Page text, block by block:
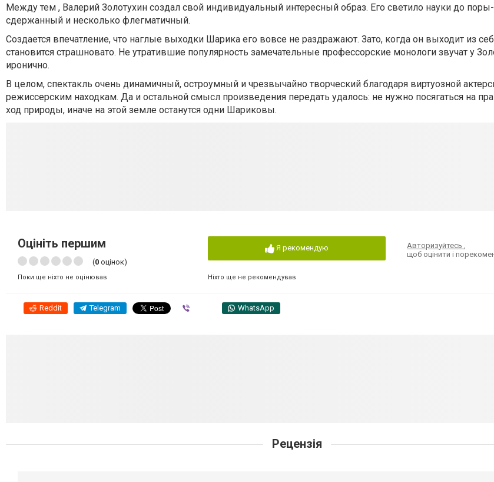
Между тем , Валерий Золотухин создал свой индивидуальный интересный образ. Его светило науки до
сдержанный и несколько флегматичный.
Создается впечатление, что наглые выходки Шарика его вовсе не раздражают. Зато, когда он выходит из
становится страшновато. Не утратившие популярность замечательные профессорские монологи звучат у
иронично.
В целом, спектакль очень динамичный, остроумный и чрезвычайно творческий благодаря виртуозной
режиссерским находкам. Да и остальной смысл произведения передать удалось: не нужно посягаться на
ход природы, иначе на этой земле останутся одни Шариковы.
Оцініть першим
(0 оцінок)
Поки ще ніхто не оцінював
Я рекомендую
Ніхто ще не рекомендував
Авторизуйтесь,
щоб оцінити і
Reddit Telegram WhatsApp
Рецензія